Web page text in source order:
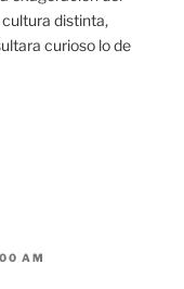
distinta,
curioso lo de
AM